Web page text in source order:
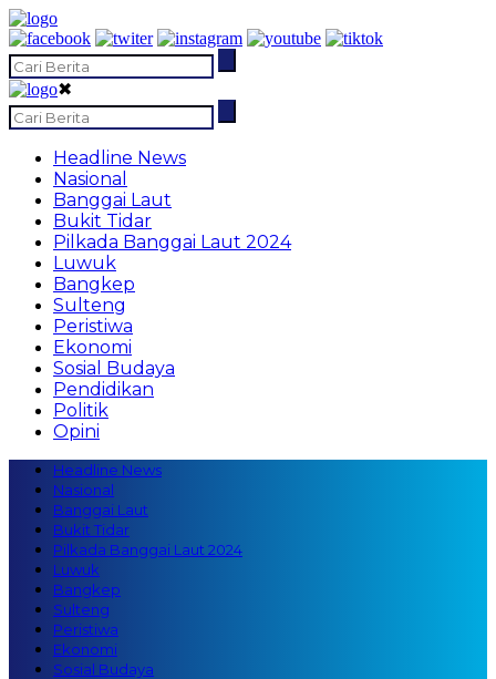
✖
Headline News
Nasional
Banggai Laut
Bukit Tidar
Pilkada Banggai Laut 2024
Luwuk
Bangkep
Sulteng
Peristiwa
Ekonomi
Sosial Budaya
Pendidikan
Politik
Opini
Headline News
Nasional
Banggai Laut
Bukit Tidar
Pilkada Banggai Laut 2024
Luwuk
Bangkep
Sulteng
Peristiwa
Ekonomi
Sosial Budaya